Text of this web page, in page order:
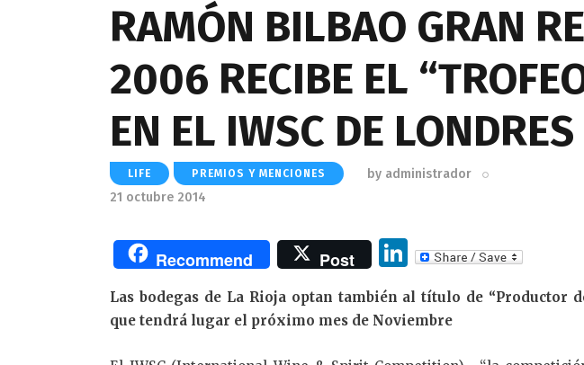
RAMÓN BILBAO GRAN
2006 RECIBE EL
EN EL IWSC DE LONDRES
LIFE PREMIOS Y MENCIONES by administrador
21 octubre 2014
Recommend Post
Li
n
k
Las bodegas de La Rioja optan también al título de “Productor
que tendrá lugar el próximo mes de Noviembre